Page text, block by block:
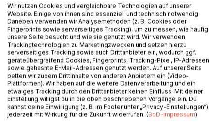
BESCHREIBUNG
Ein Science Fiction-Roman der anderen Art, in mehreren
Bänden. Mit sehr menschlichen Zügen und völlig fremden
Welten. Unser Held, Bruce N. York gerät zusammen mit
seinem Freund Arthur Ford auf überraschende Weise in
eines der phantastischsten, intergalaktischsten Abenteuer.
Sie entdecken, was es heißt, außerirdisch leben. Diese
eBook-Reihe richtet sich nicht nur an Fans feinen,
englischen Humors.
Wir nutzen Cookies und vergleichbare Technologien auf unserer
Website. Einige von ihnen sind essenziell und technisch notwendig.
Daneben verwenden wir Analysemethoden (z. B. Cookies oder
Fingerprints sowie serverseitiges Tracking), um zu messen, wie häufig
unsere Seite besucht und wie sie genutzt wird. Wir verwenden
Trackingtechnologien zu Marketingzwecken und setzen hierzu
serverseitiges Tracking sowie auch Drittanbieter ein, wodurch ggf.
geräteübergreifend Cookies, Fingerprints, Tracking-Pixel, IP-Adressen
sowie gehashte E-Mail-Adressen genutzt werden. Auf unserer Seite
betten wir zudem Drittinhalte von anderen Anbietern ein (Video-
Plattformen). Wir haben auf die weitere Datenverarbeitung und ein
etwaiges Tracking durch den Drittanbieter keinen Einfluss. Mit deiner
Einstellung willigst du in die oben beschriebenen Vorgänge ein. Du
kannst deine Einwilligung (z. B. im Footer unter „Privacy-Einstellungen“)
jederzeit mit Wirkung für die Zukunft widerrufen. (BoD-Impressum)